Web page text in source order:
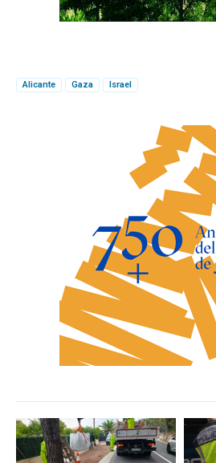
Alicante Gaza
Israel